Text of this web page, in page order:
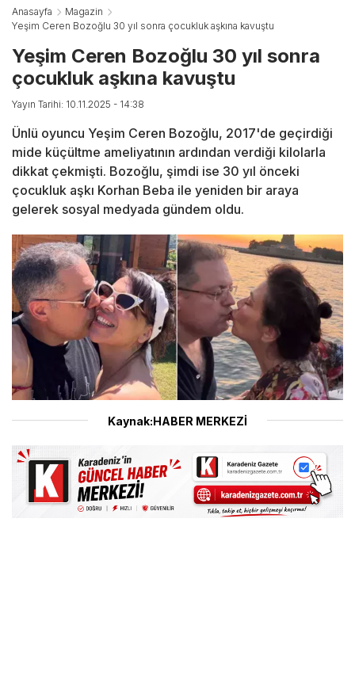
Anasayfa
Magazin
Yeşim Ceren Bozoğlu 30 yıl sonra çocukluk aşkına kavuştu
Yeşim Ceren Bozoğlu 30 yıl sonra
çocukluk aşkına kavuştu
Yayın Tarihi: 10.11.2025 - 14:38
Ünlü oyuncu Yeşim Ceren Bozoğlu, 2017'de geçirdiği
mide küçültme ameliyatının ardından verdiği kilolarla
dikkat çekmişti. Bozoğlu, şimdi ise 30 yıl önceki
çocukluk aşkı Korhan Beba ile yeniden bir araya
gelerek sosyal medyada gündem oldu.
Kaynak:HABER MERKEZİ